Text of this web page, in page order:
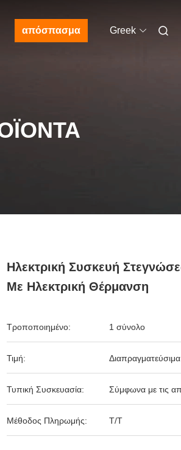
απόσπασμα Greek
Ηλεκτρική Συσκευή
Με Ηλεκτρική Θέρμανση
Τροποποιημένο: 1 σύνολο
Τιμή: Διαπραγματεύσιμα
Τυπική Συσκευασία: Σύμφωνα με τις
Μέθοδος Πληρωμής: Τ/Τ